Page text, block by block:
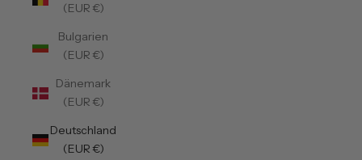
(EUR €)
Bulgarien
(EUR €)
Dänemark
(EUR €)
Deutschland
(EUR €)